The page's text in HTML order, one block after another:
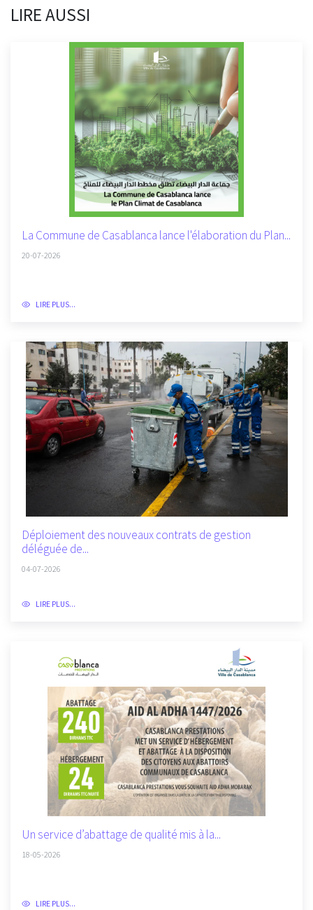
LIRE AUSSI
La Commune de Casablanca lance l'élaboration du Plan...
20-07-2026
LIRE PLUS...
Déploiement des nouveaux contrats de gestion
déléguée de...
04-07-2026
LIRE PLUS...
Un service d’abattage de qualité mis à la...
18-05-2026
LIRE PLUS...